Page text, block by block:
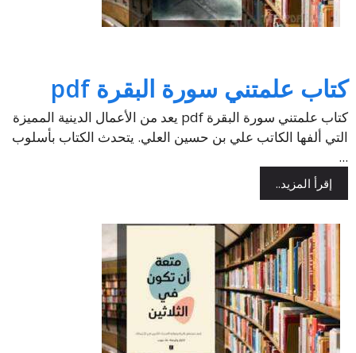
كتاب علمتني سورة البقرة pdf
كتاب علمتني سورة البقرة pdf يعد من الأعمال الدينية المميزة
التي ألفها الكاتب علي بن حسين العلي. يتحدث الكتاب بأسلوب
...
إقرأ المزيد..